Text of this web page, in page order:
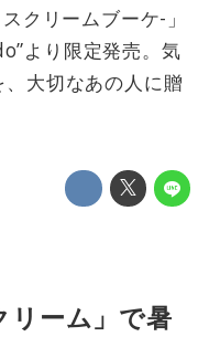
クリームブーケ-」
より限定発売。気
大切なあの人に贈
リーム」で暑